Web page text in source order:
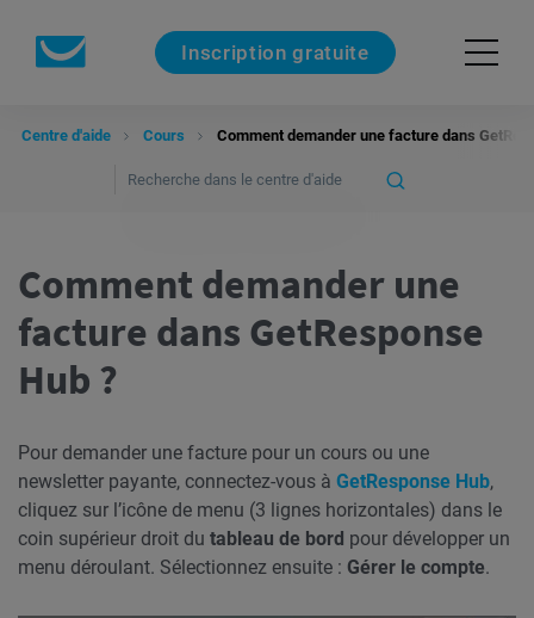
Inscription gratuite
Centre d'aide Cours Comment demander une facture dans
Comment demander une
facture dans GetResponse
Hub ?
Pour demander une facture pour un cours ou une
newsletter payante, connectez-vous à GetResponse Hub,
cliquez sur l’icône de menu (3 lignes horizontales) dans le
coin supérieur droit du tableau de bord pour développer un
menu déroulant. Sélectionnez ensuite : Gérer le compte.